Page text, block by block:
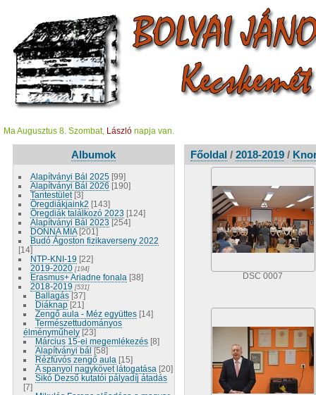
Ma Augusztus 8. Szombat, László napja van.
Albumok
Alapítványi Bál 2025 [99]
Alapítványi Bál 2026 [190]
Tantestület [3]
Öregdiákjaink2 [143]
Öregdiák találkozó 2023 [124]
Alapítványi Bál 2023 [254]
DONNA MIA [201]
Budó Ágoston fizikaverseny 2022
[14]
NTP-KNI-19 [22]
2019-2020 [194]
Erasmus+ Ariadne fonala [38]
2018-2019 [531]
Ballagás [37]
Diáknap [21]
Zengő aula - Méz együttes [14]
Természettudományos
élményműhely [23]
Március 15-ei megemlékezés [8]
Alapítványi bál [58]
Rézfúvós zengő aula [15]
A spanyol nagykövet látogatása [20]
Sikó Dezső kutatói pályadíj átadás
[7]
Főoldal/ 2018-2019/
DSC 0007